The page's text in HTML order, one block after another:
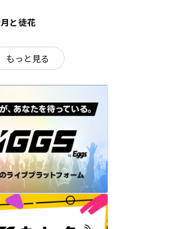
月と徒花
もっと見る